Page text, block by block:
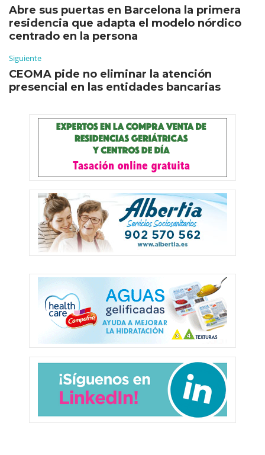
Abre sus puertas en Barcelona la primera
residencia que adapta el modelo nórdico
centrado en la persona
Siguiente
CEOMA pide no eliminar la atención
presencial en las entidades bancarias